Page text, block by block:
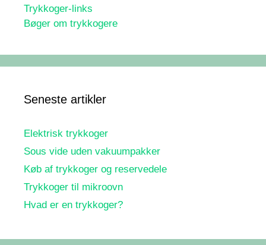
Trykkoger-links
Bøger om trykkogere
Seneste artikler
Elektrisk trykkoger
Sous vide uden vakuumpakker
Køb af trykkoger og reservedele
Trykkoger til mikroovn
Hvad er en trykkoger?